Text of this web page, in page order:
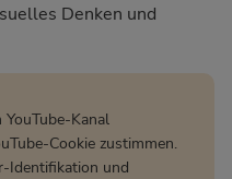
Denken und
Kanal
Cookie zustimmen.
Identifikation und